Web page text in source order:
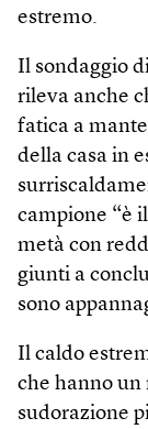
estremo.
Il sondaggio
rileva anche
fatica a
della casa in
campione “è
metà con
giunti a
sono
Il caldo
che hanno un
sudorazione